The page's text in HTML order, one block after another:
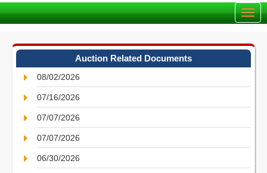
Auction Related Documents
08/02/2026
07/16/2026
07/07/2026
07/07/2026
06/30/2026